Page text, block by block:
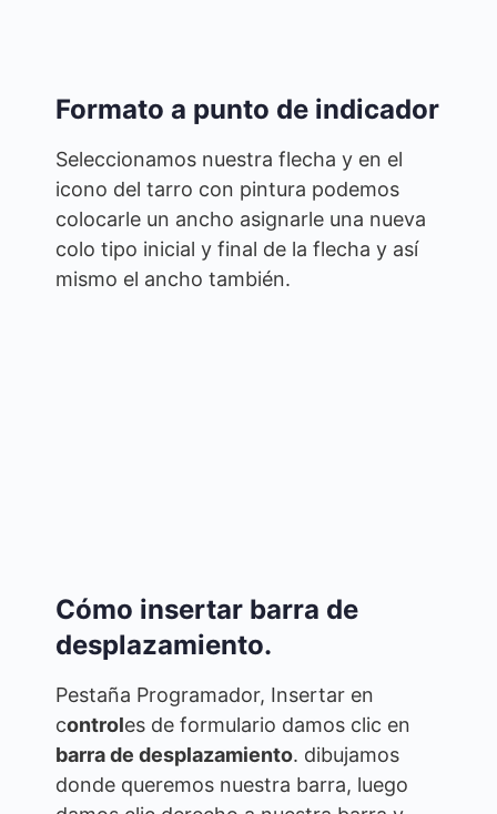
Formato a punto de indicador
Seleccionamos nuestra flecha y en el
icono del tarro con pintura podemos
colocarle un ancho asignarle una nueva
colo tipo inicial y final de la flecha y así
mismo el ancho también.
Cómo insertar barra de
desplazamiento.
Pestaña Programador, Insertar en
controles de formulario damos clic en
barra de desplazamiento. dibujamos
donde queremos nuestra barra, luego